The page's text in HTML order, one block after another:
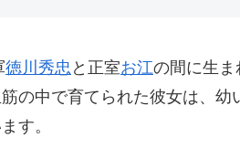
徳川秀忠 と正室お江の間に生ま
の中で育てられた彼女は、
す。